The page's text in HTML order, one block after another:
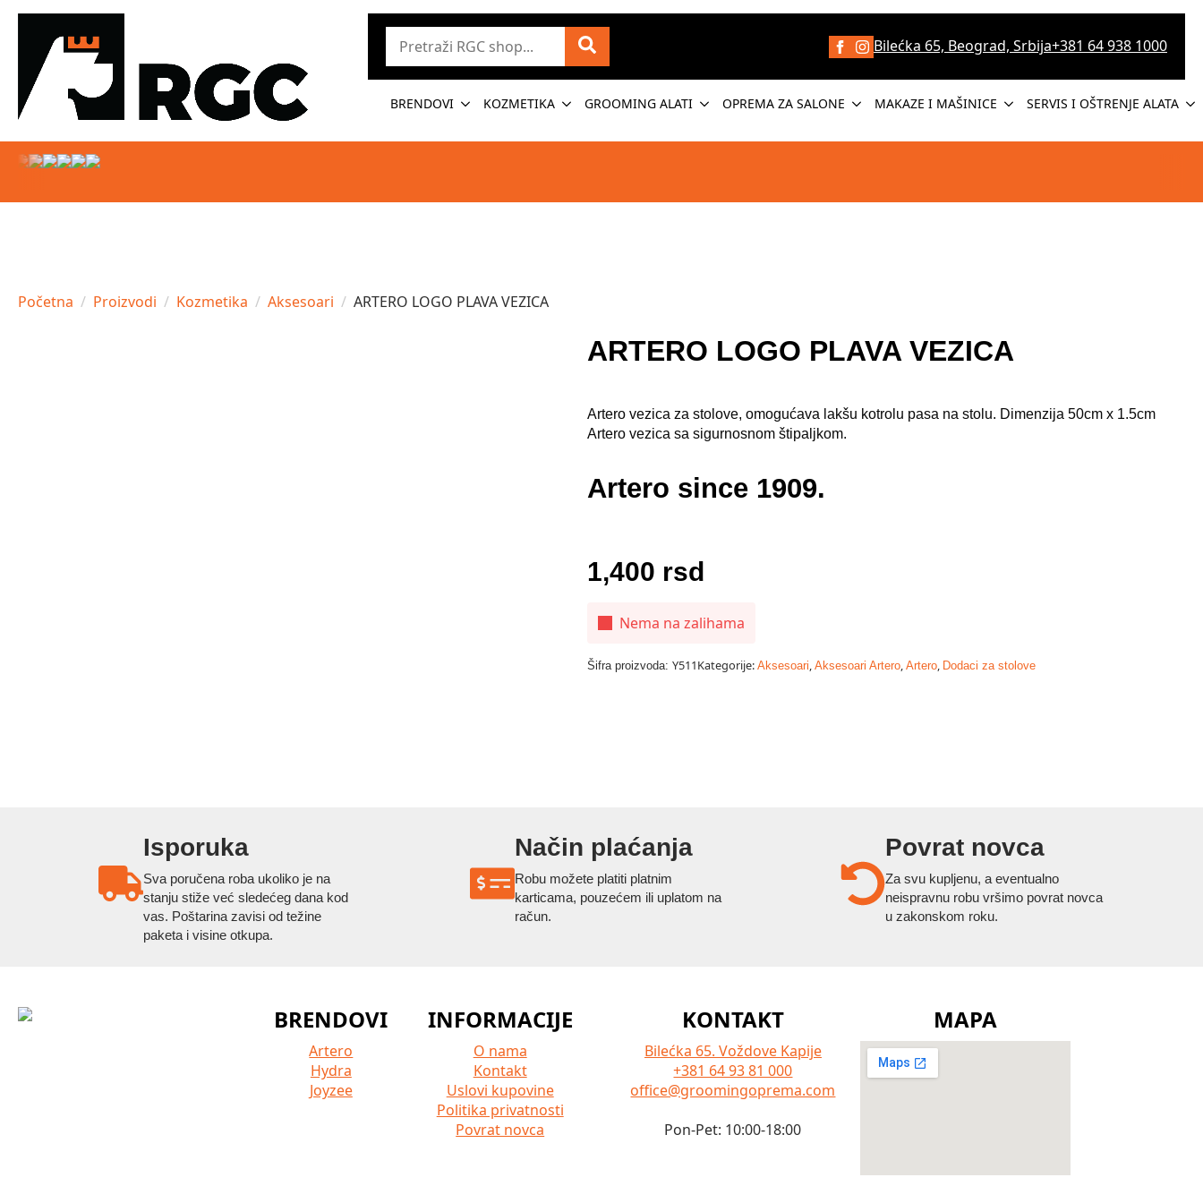
Bilećka 65, Beograd, Srbija+381 64 938 1000
BRENDOVI KOZMETIKA GROOMING ALATI OPREMA ZA SALONE MAKAZE I MAŠINICE SERVIS I OŠTRENJE ALATA
Početna Proizvodi Kozmetika Aksesoari ARTERO LOGO PLAVA VEZICA
ARTERO LOGO PLAVA VEZICA
Artero vezica za stolove, omogućava lakšu kotrolu pasa na stolu. Dimenzija 50cm x 1.5cm
Artero vezica sa sigurnosnom štipaljkom.
Artero since 1909.
1,400 rsd
Nema na zalihama
Šifra proizvoda: Y511Kategorije: Aksesoari Aksesoari Artero Artero Dodaci za stolove
Isporuka
Sva poručena roba ukoliko je na
stanju stiže već sledećeg dana kod
vas. Poštarina zavisi od težine
paketa i visine otkupa.
Način plaćanja
Robu možete platiti platnim
karticama, pouzećem ili uplatom na
račun.
Povrat novca
Za svu kupljenu, a eventualno
neispravnu robu vršimo povrat novca
u zakonskom roku.
BRENDOVI
Artero
Hydra
Joyzee
INFORMACIJE
O nama
Kontakt
Uslovi kupovine
Politika privatnosti
Povrat novca
KONTAKT
Bilećka 65. Voždove Kapije
+381 64 93 81 000
office@groomingoprema.com
Pon-Pet: 10:00-18:00
MAPA